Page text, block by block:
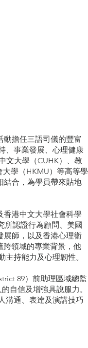
動擔任三語司儀的豐富
、事業發展、心理健康
文大學（CUHK）、教
學（HKMU）等高等學
結合，為學員帶來貼地
香港中文大學社會科學
所認證行為顧問、美國
展師，以及香港心理衞
領域的專業背景，他
持能力及心理韌性。
89）前助理區域總監
自信及增強具說服力。
溝通、表逹及演講技巧